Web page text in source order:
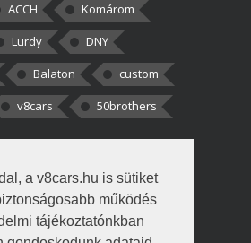
a v8cars.hu is sütiket
működés
tájékoztatónkban
ACCH
Komárom
Lurdy
DNY
Balaton
custom
v8cars 50brothers
Elszúrtam! Én csak két
Nem tudtam, hogy fél autót,